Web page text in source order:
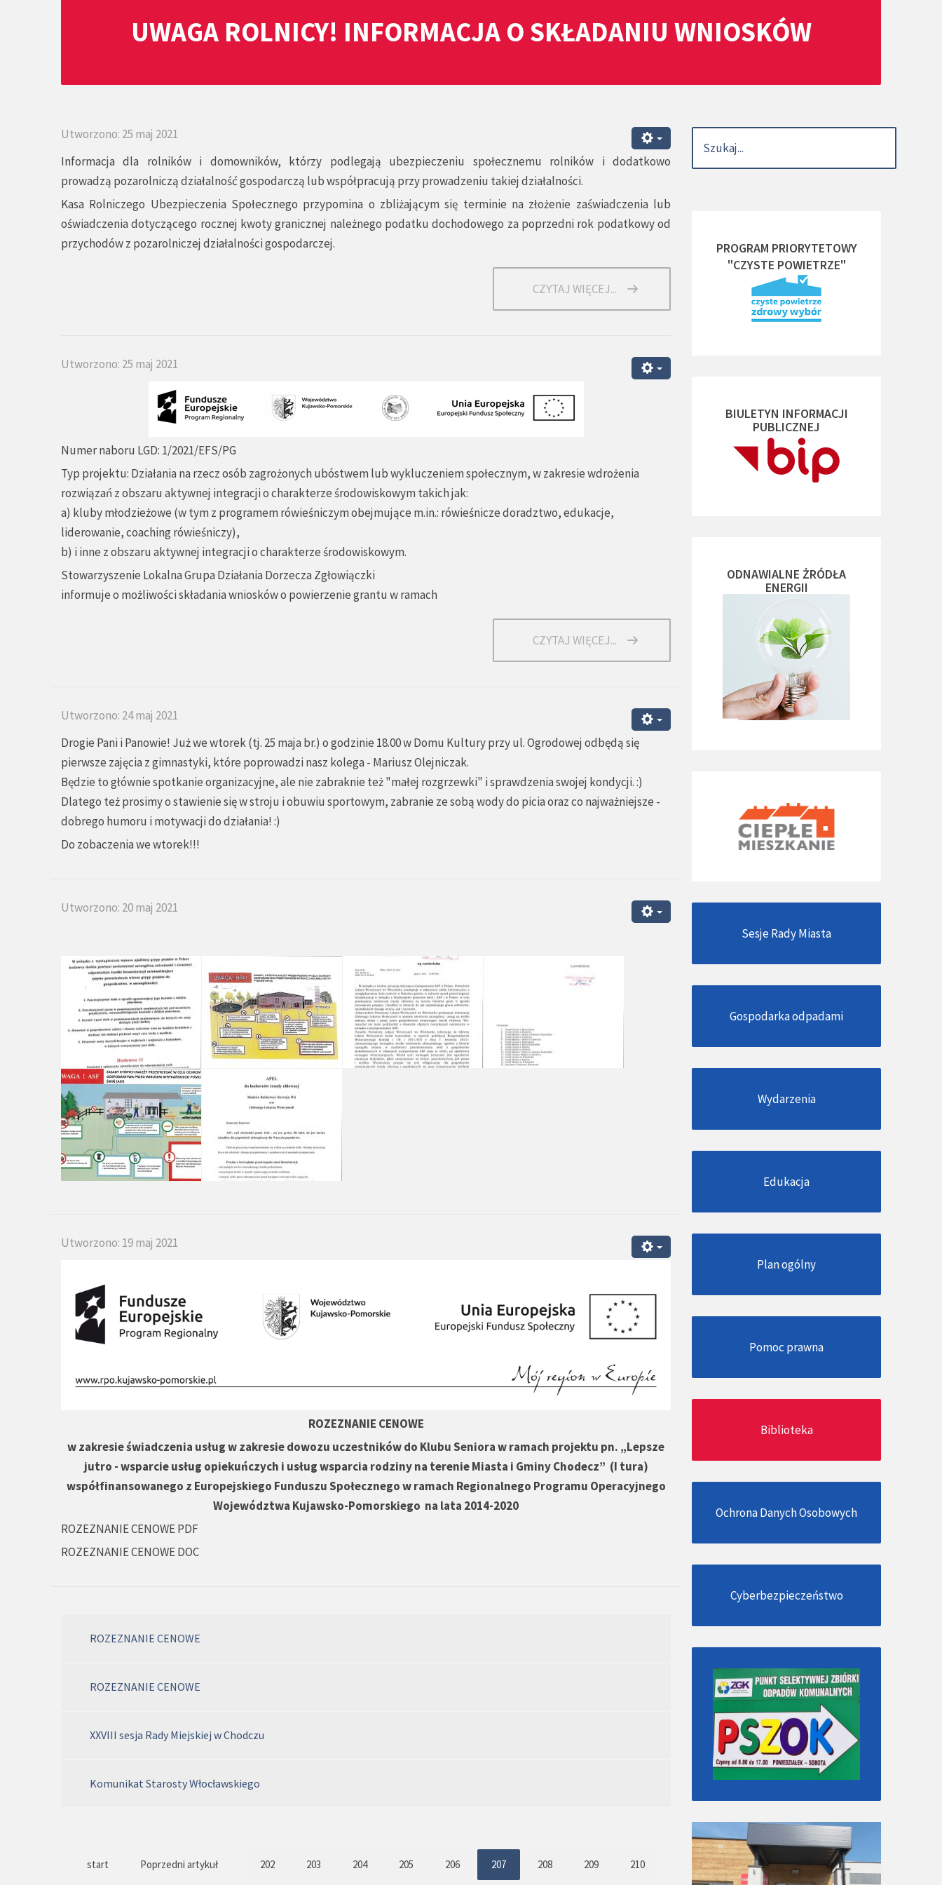
UWAGA ROLNICY! INFORMACJA O SKŁADANIU WNIOSKÓW
Utworzono: 25 maj 2021
Informacja dla rolników i domowników, którzy podlegają ubezpieczeniu społecznemu rolników i dodatkowo
prowadzą pozarolniczą działalność gospodarczą lub współpracują przy prowadzeniu takiej działalności.
Kasa Rolniczego Ubezpieczenia Społecznego przypomina o zbliżającym się terminie na złożenie zaświadczenia lub
oświadczenia dotyczącego rocznej kwoty granicznej należnego podatku dochodowego za poprzedni rok podatkowy od
przychodów z pozarolniczej działalności gospodarczej.
CZYTAJ WIĘCEJ...
Utworzono: 25 maj 2021
Numer naboru LGD: 1/2021/EFS/PG
Typ projektu: Działania na rzecz osób zagrożonych ubóstwem lub wykluczeniem społecznym, w zakresie wdrożenia
rozwiązań z obszaru aktywnej integracji o charakterze środowiskowym takich jak:
a) kluby młodzieżowe (w tym z programem rówieśniczym obejmujące m.in.: rówieśnicze doradztwo, edukacje,
liderowanie, coaching rówieśniczy),
b) i inne z obszaru aktywnej integracji o charakterze środowiskowym.
Stowarzyszenie Lokalna Grupa Działania Dorzecza Zgłowiączki
informuje o możliwości składania wniosków o powierzenie grantu w ramach
CZYTAJ WIĘCEJ...
Utworzono: 24 maj 2021
Drogie Pani i Panowie! Już we wtorek (tj. 25 maja br.) o godzinie 18.00 w Domu Kultury przy ul. Ogrodowej odbędą się
pierwsze zajęcia z gimnastyki, które poprowadzi nasz kolega - Mariusz Olejniczak.
Będzie to głównie spotkanie organizacyjne, ale nie zabraknie też "małej rozgrzewki" i sprawdzenia swojej kondycji. :)
Dlatego też prosimy o stawienie się w stroju i obuwiu sportowym, zabranie ze sobą wody do picia oraz co najważniejsze -
dobrego humoru i motywacji do działania! :)
Do zobaczenia we wtorek!!!
Utworzono: 20 maj 2021
Utworzono: 19 maj 2021
ROZEZNANIE CENOWE
w zakresie świadczenia usług w zakresie dowozu uczestników do Klubu Seniora w ramach projektu pn. „Lepsze
jutro - wsparcie usług opiekuńczych i usług wsparcia rodziny na terenie Miasta i Gminy Chodecz” (I tura)
współfinansowanego z Europejskiego Funduszu Społecznego w ramach Regionalnego Programu Operacyjnego
Województwa Kujawsko-Pomorskiego na lata 2014-2020
ROZEZNANIE CENOWE PDF
ROZEZNANIE CENOWE DOC
ROZEZNANIE CENOWE
ROZEZNANIE CENOWE
XXVIII sesja Rady Miejskiej w Chodczu
Komunikat Starosty Włocławskiego
start Poprzedni artykuł 202 203 204 205 206 207 208 209 210
PROGRAM PRIORYTETOWY
"CZYSTE POWIETRZE"
BIULETYN INFORMACJI
PUBLICZNEJ
ODNAWIALNE ŻRÓDŁA
ENERGII
Sesje Rady Miasta
Gospodarka odpadami
Wydarzenia
Edukacja
Plan ogólny
Pomoc prawna
Biblioteka
Ochrona Danych Osobowych
Cyberbezpieczeństwo